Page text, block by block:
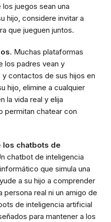
juegos sean una
hijo, considere invitar a
que jueguen juntos.
Muchas plataformas
los padres vean y
y contactos de sus hijos en
hijo, elimine a cualquier
la vida real y elija
permitan chatear con
los chatbots de
chatbot de inteligencia
que simula una
a su hijo a comprender
persona real ni un amigo de
de inteligencia artificial
para mantener a los